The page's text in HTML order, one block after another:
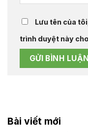
Lưu tên của
trình duyệt này
Bài viết mới